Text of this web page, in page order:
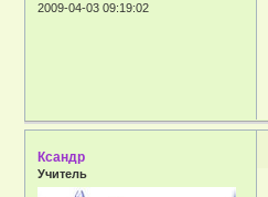
2009-04-03 09:19:02
Ксандр
Учитель